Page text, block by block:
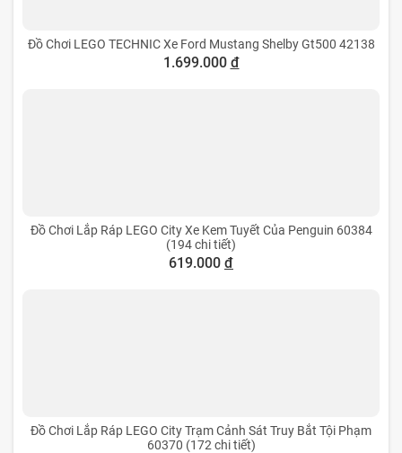
Đồ Chơi LEGO TECHNIC Xe Ford Mustang Shelby Gt500 42138
1.699.000 đ
Đồ Chơi Lắp Ráp LEGO City Xe Kem Tuyết Của Penguin 60384
(194 chi tiết)
619.000 đ
Đồ Chơi Lắp Ráp LEGO City Trạm Cảnh Sát Truy Bắt Tội Phạm
60370 (172 chi tiết)